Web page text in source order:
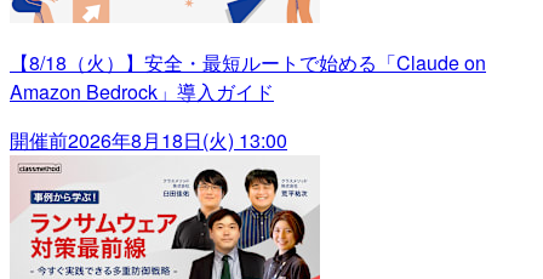
【8/18（火）】安全・最短ルートで始める「Claude on
Amazon Bedrock」導入ガイド
開催前2026年8月18日(火) 13:00